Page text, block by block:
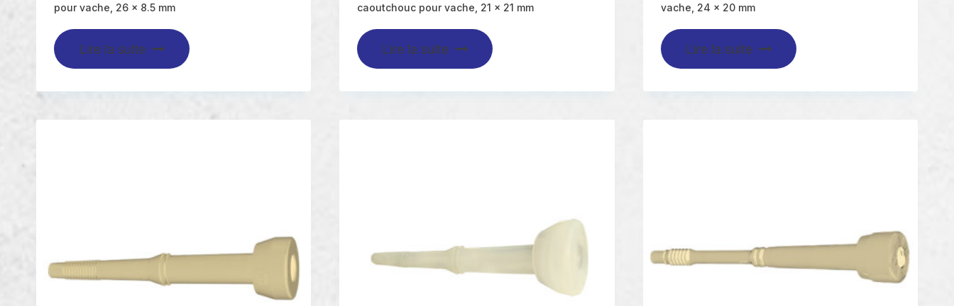
pour vache, 26 x 8.5 mm
Lire la suite
caoutchouc pour vache, 21 x 21 mm
Lire la suite
vache, 24 x 20 mm
Lire la suite